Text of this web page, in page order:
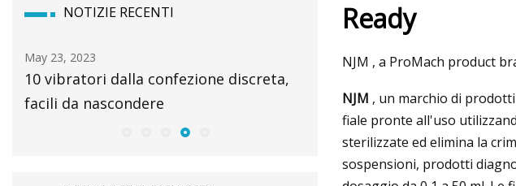
NOTIZIE RECENTI
May 23, 2023
10 vibratori dalla confezione discreta,
facili da nascondere
May 09, 2023
Ready
NJM , a ProMach product
NJM , un marchio di
fiale pronte all'uso
sterilizzate ed elimina la
sospensioni, prodotti